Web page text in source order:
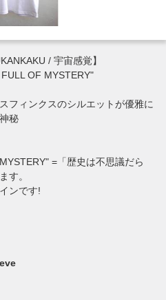
/ 宇宙感覚】
OF MYSTERY"
フィンクスのシルエットが優雅に
秘
=「歴史は不思議だら
す。
ンです!